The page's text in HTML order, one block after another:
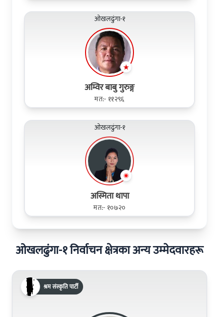
ओखलढुंगा-१
अम्विर बाबु गुरुङ्ग
मत:- ११२९६
ओखलढुंगा-१
अस्मिता थापा
मत:- १०७२०
ओखलढुंगा-१ निर्वाचन क्षेत्रका अन्य उम्मेदवारहरू
श्रम संस्कृति पार्टी